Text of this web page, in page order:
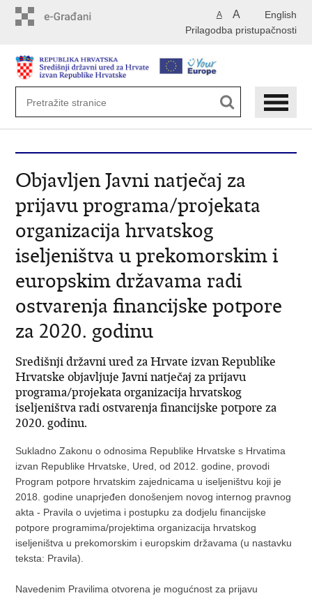
English
A A
Prilagodba pristupačnosti
Objavljen Javni natječaj za
prijavu programa/projekata
organizacija hrvatskog
iseljeništva u prekomorskim i
europskim državama radi
ostvarenja financijske potpore
za 2020. godinu
Središnji državni ured za Hrvate izvan Republike
Hrvatske objavljuje Javni natječaj za prijavu
programa/projekata organizacija hrvatskog
iseljeništva radi ostvarenja financijske potpore za
2020. godinu.
Sukladno Zakonu o odnosima Republike Hrvatske s Hrvatima
izvan Republike Hrvatske, Ured, od 2012. godine, provodi
Program potpore hrvatskim zajednicama u iseljeništvu koji je
2018. godine unaprjeđen donošenjem novog internog pravnog
akta - Pravila o uvjetima i postupku za dodjelu financijske
potpore programima/projektima organizacija hrvatskog
iseljeništva u prekomorskim i europskim državama (u nastavku
teksta: Pravila).
Navedenim Pravilima otvorena je mogućnost za prijavu